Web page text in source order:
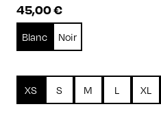
45,00€
Blanc Noir
XS S M L XL